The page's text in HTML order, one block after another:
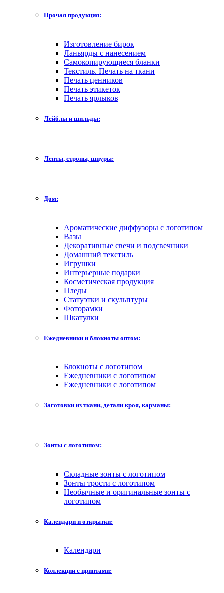
Прочая продукция:
Изготовление бирок
Ланьярды с нанесением
Самокопирующиеся бланки
Текстиль. Печать на ткани
Печать ценников
Печать этикеток
Печать ярлыков
Лейблы и шильды:
Ленты, стропы, шнуры:
Дом:
Ароматические диффузоры с логотипом
Вазы
Декоративные свечи и подсвечники
Домашний текстиль
Игрушки
Интерьерные подарки
Косметическая продукция
Пледы
Статуэтки и скульптуры
Фоторамки
Шкатулки
Ежедневники и блокноты оптом:
Блокноты с логотипом
Ежедневники с логотипом
Ежедневники с логотипом
Заготовки из ткани, детали кроя, карманы:
Зонты с логотипом:
Складные зонты с логотипом
Зонты трости с логотипом
Необычные и оригинальные зонты с
логотипом
Календари и открытки:
Календари
Коллекции с принтами: